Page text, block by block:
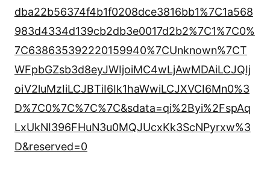
dba22b56374f4b1f0208dce3816bb1%7C1a568
983d4334d139cb2db3e0017d2b2%7C1%7C0%
7C638635392220159940%7CUnknown%7CT
WFpbGZsb3d8eyJWIjoiMC4wLjAwMDAiLCJQIj
oiV2luMzIiLCJBTiI6Ik1haWwiLCJXVCI6Mn0%3
D%7C0%7C%7C%7C&sdata=qi%2Byi%2FspAq
LxUkNI396FHuN3u0MQJUcxKk3ScNPyrxw%3
D&reserved=0